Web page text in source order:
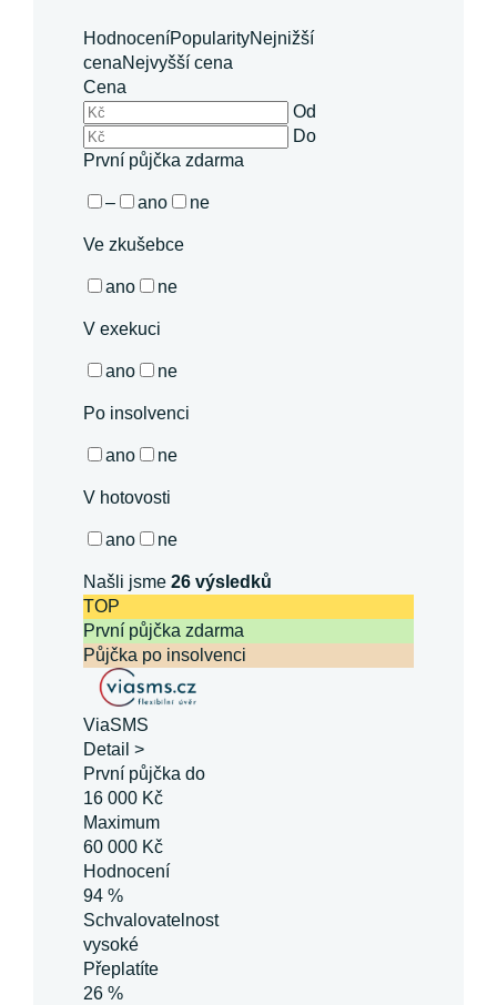
HodnoceníPopularityNejnižší
cenaNejvyšší cena
Cena
Od
Do
První půjčka zdarma
– ano ne
Ve zkušebce
ano ne
V exekuci
ano ne
Po insolvenci
ano ne
V hotovosti
ano ne
Našli jsme26 výsledků
TOP
První půjčka zdarma
Půjčka po insolvenci
ViaSMS
Detail >
První půjčka do
16 000 Kč
Maximum
60 000 Kč
Hodnocení
94 %
Schvalovatelnost
vysoké
Přeplatíte
26 %